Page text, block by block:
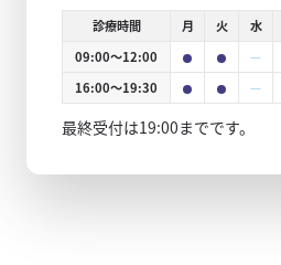
診療時間 月 火 水
09:00〜12:00
診
療
診
療
—休
診
16:00〜19:30
診
療
診
療
—休
診
最終受付は19:00までです。